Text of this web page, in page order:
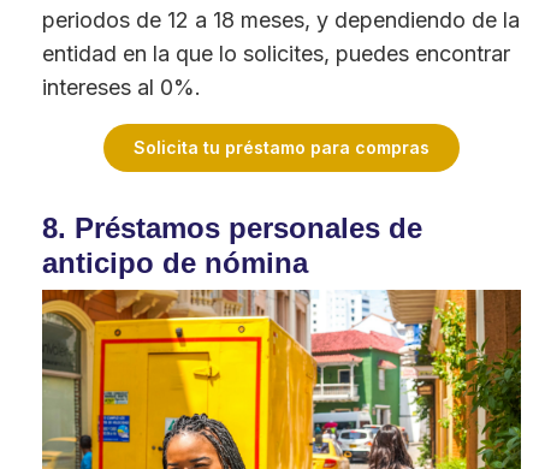
periodos de 12 a 18 meses, y dependiendo de la
entidad en la que lo solicites, puedes encontrar
intereses al 0%.
Solicita tu préstamo para compras
8. Préstamos personales de
anticipo de nómina